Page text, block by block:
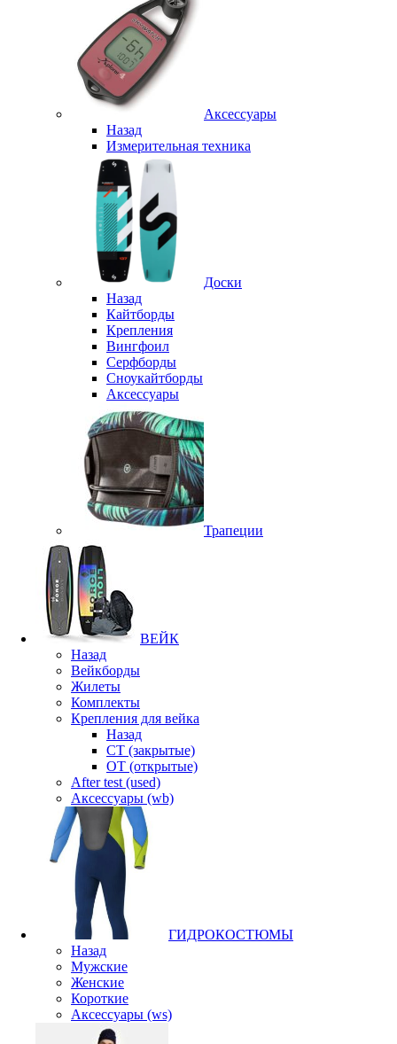
Аксессуары
Назад
Измерительная техника
Доски
Назад
Кайтборды
Крепления
Вингфоил
Серфборды
Сноукайтборды
Аксессуары
Трапеции
ВЕЙК
Назад
Вейкборды
Жилеты
Комплекты
Крепления для вейка
Назад
CT (закрытые)
OT (открытые)
After test (used)
Аксессуары (wb)
ГИДРОКОСТЮМЫ
Назад
Мужские
Женские
Короткие
Аксессуары (ws)